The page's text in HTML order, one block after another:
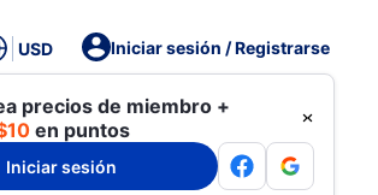
USD Iniciar sesión / Registrarse
precios de miembro +
en puntos
Iniciar sesión